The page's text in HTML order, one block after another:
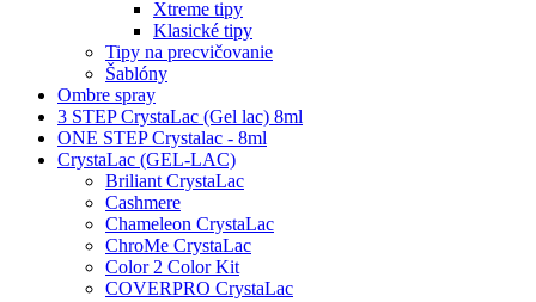
Xtreme tipy
Klasické tipy
Tipy na precvičovanie
Šablóny
Ombre spray
3 STEP CrystaLac (Gel lac) 8ml
ONE STEP Crystalac - 8ml
CrystaLac (GEL-LAC)
Briliant CrystaLac
Cashmere
Chameleon CrystaLac
ChroMe CrystaLac
Color 2 Color Kit
COVERPRO CrystaLac